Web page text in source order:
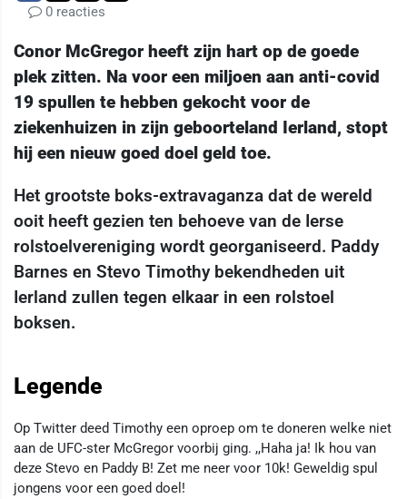
0 reacties
Conor McGregor heeft zijn hart op de goede
plek zitten. Na voor een miljoen aan anti-covid
19 spullen te hebben gekocht voor de
ziekenhuizen in zijn geboorteland Ierland, stopt
hij een nieuw goed doel geld toe.
Het grootste boks-extravaganza dat de wereld
ooit heeft gezien ten behoeve van de Ierse
rolstoelvereniging wordt georganiseerd. Paddy
Barnes en Stevo Timothy bekendheden uit
Ierland zullen tegen elkaar in een rolstoel
boksen.
Legende
Op Twitter deed Timothy een oproep om te doneren welke niet
aan de UFC-ster McGregor voorbij ging. ,,Haha ja! Ik hou van
deze Stevo en Paddy B! Zet me neer voor 10k! Geweldig spul
jongens voor een goed doel!